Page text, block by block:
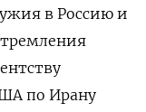
в Россию и
по Ирану